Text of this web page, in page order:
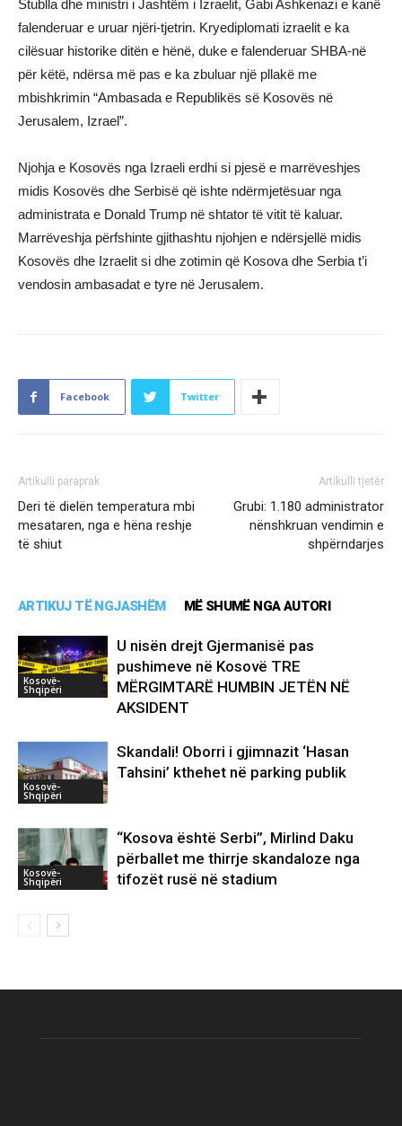
Stublla dhe ministri i Jashtëm i Izraelit, Gabi Ashkenazi e kanë
falenderuar e uruar njëri-tjetrin. Kryediplomati izraelit e ka
cilësuar historike ditën e hënë, duke e falenderuar SHBA-në
për këtë, ndërsa më pas e ka zbuluar një pllakë me
mbishkrimin “Ambasada e Republikës së Kosovës në
Jerusalem, Izrael”.
Njohja e Kosovës nga Izraeli erdhi si pjesë e marrëveshjes
midis Kosovës dhe Serbisë që ishte ndërmjetësuar nga
administrata e Donald Trump në shtator të vitit të kaluar.
Marrëveshja përfshinte gjithashtu njohjen e ndërsjellë midis
Kosovës dhe Izraelit si dhe zotimin që Kosova dhe Serbia t’i
vendosin ambasadat e tyre në Jerusalem.
Facebook Twitter
Artikulli paraprak
Deri të dielën temperatura mbi
mesataren, nga e hëna reshje
të shiut
Artikulli tjetër
Grubi: 1.180 administrator
nënshkruan vendimin e
shpërndarjes
ARTIKUJ TË NGJASHËM MË SHUMË NGA AUTORI
Kosovë-
Shqipëri
U nisën drejt Gjermanisë pas
pushimeve në Kosovë TRE
MËRGIMTARË HUMBIN JETËN NË
AKSIDENT
Kosovë-
Shqipëri
Skandali! Oborri i gjimnazit ‘Hasan
Tahsini’ kthehet në parking publik
Kosovë-
Shqipëri
“Kosova është Serbi”, Mirlind Daku
përballet me thirrje skandaloze nga
tifozët rusë në stadium